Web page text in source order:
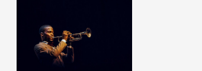
de
danse
classique